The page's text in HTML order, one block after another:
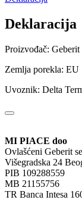
Deklaracija
Proizvođač: Geberit
Zemlja porekla: EU
Uvoznik: Delta
MI PIACE doo
Ovlašćeni Geberit
Višegradska 24
PIB 109288559
MB 21155756
TR Banca Intesa